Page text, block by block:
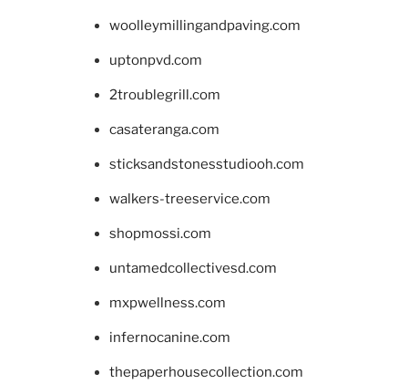
woolleymillingandpaving.com
uptonpvd.com
2troublegrill.com
casateranga.com
sticksandstonesstudiooh.com
walkers-treeservice.com
shopmossi.com
untamedcollectivesd.com
mxpwellness.com
infernocanine.com
thepaperhousecollection.com